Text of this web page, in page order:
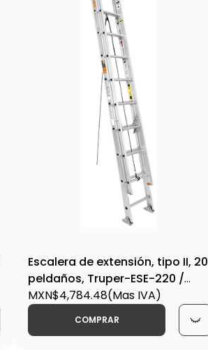
Escalera de extensión, tipo II, 20
peldaños, Truper-ESE-220 /
16758
MXN$4,784.48(Mas IVA)
COMPRAR